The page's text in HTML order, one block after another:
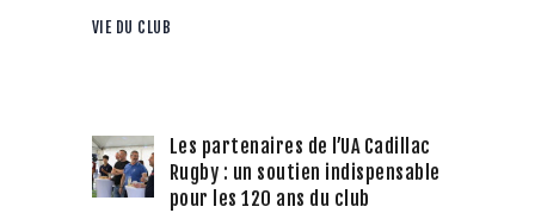
VIE DU CLUB
Les partenaires de l’UA Cadillac
Rugby : un soutien indispensable
pour les 120 ans du club